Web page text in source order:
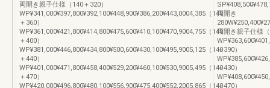
両開き親子仕様（140＋320）
WP¥341,000¥397,800¥392,100¥448,900¥386,200¥443,0004,385（140
＋360）
WP¥361,000¥421,800¥414,800¥475,600¥410,100¥470,9004,755（140
＋400）
WP¥381,000¥446,800¥434,800¥500,600¥430,100¥495,9005,125（140
＋440）
WP¥401,000¥471,800¥458,400¥529,200¥460,100¥530,9005,495（140
＋470）
WP¥420,000¥496,800¥480,100¥556,900¥475,400¥552,2005,865（140
両開き
両開き親子仕様
＋390）
＋430）
＋470）